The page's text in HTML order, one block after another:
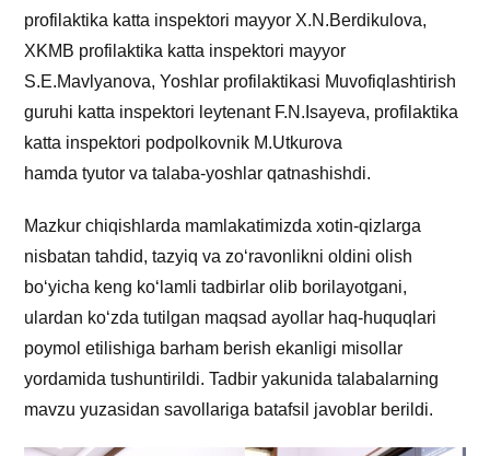
profilaktika katta inspektori mayyor X.N.Berdikulova,
XKMB profilaktika katta inspektori mayyor
S.E.Mavlyanova, Yoshlar profilaktikasi Muvofiqlashtirish
guruhi katta inspektori leytenant F.N.Isayeva, profilaktika
katta inspektori podpolkovnik M.Utkurova
hamda tyutor va talaba-yoshlar qatnashishdi.
Mazkur chiqishlarda mamlakatimizda xotin-qizlarga
nisbatan tahdid, tazyiq va zo‘ravonlikni oldini olish
bo‘yicha keng ko‘lamli tadbirlar olib borilayotgani,
ulardan ko‘zda tutilgan maqsad ayollar haq-huquqlari
poymol etilishiga barham berish ekanligi misollar
yordamida tushuntirildi. Tadbir yakunida talabalarning
mavzu yuzasidan savollariga batafsil javoblar berildi.